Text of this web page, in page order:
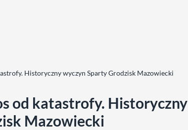
Historyczny wyczyn Sparty Grodzisk Mazowiecki
od katastrofy. Historyczny
Mazowiecki